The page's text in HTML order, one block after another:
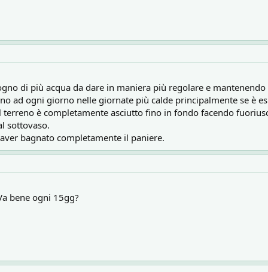
di più acqua da dare in maniera più regolare e
ad ogni giorno nelle giornate più calde principalmente se è
è completamente asciutto fino in fondo facendo
sottovaso.
bagnato completamente il paniere.
bene ogni 15gg?